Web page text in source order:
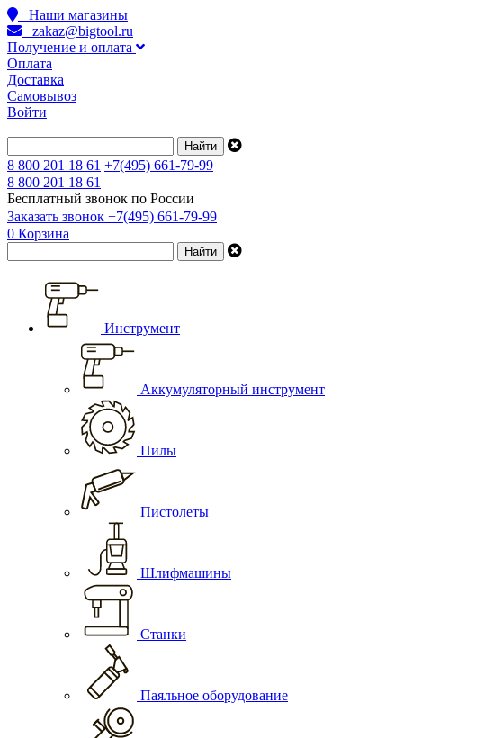
Наши магазины
zakaz@bigtool.ru
Получение и оплата
Оплата
Доставка
Самовывоз
Войти
8 800 201 18 61 +7(495) 661-79-99
8 800 201 18 61
Бесплатный звонок по России
Заказать звонок +7(495) 661-79-99
0 Корзина
Инструмент
Аккумуляторный инструмент
Пилы
Пистолеты
Шлифмашины
Станки
Паяльное оборудование